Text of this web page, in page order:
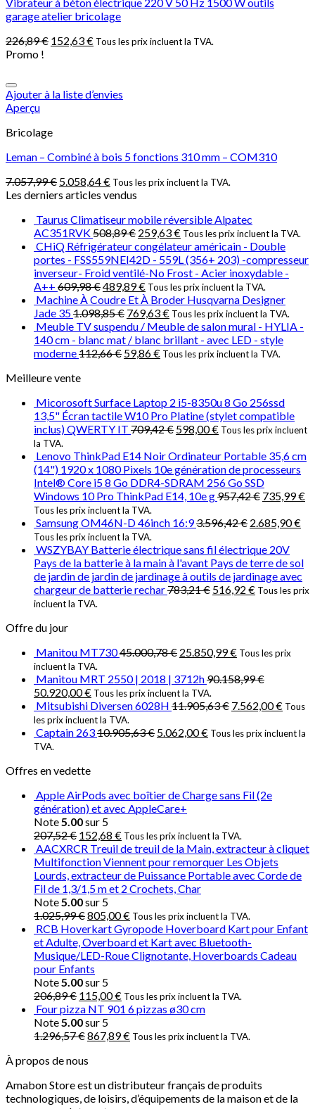
garage atelier bricolage
226,89€ 152,63€ Tous les prix incluent la TVA.
Promo !
Ajouter à la liste d’envies
Aperçu
Bricolage
Leman – Combiné à bois 5 fonctions 310 mm – COM310
7.057,99€ 5.058,64€ Tous les prix incluent la TVA.
Les derniers articles vendus
Taurus Climatiseur mobile réversible Alpatec
AC351RVK508,89€ 259,63€ Tous les prix incluent la TVA.
CHiQ Réfrigérateur congélateur américain - Double
portes - FSS559NEI42D - 559L (356+ 203) -compresseur
inverseur- Froid ventilé-No Frost - Acier inoxydable -
A++ 609,98€489,89€ Tous les prix incluent la TVA.
Machine À Coudre Et À Broder Husqvarna Designer
Jade 351.098,85€ 769,63€ Tous les prix incluent la TVA.
Meuble TV suspendu / Meuble de salon mural - HYLIA -
140 cm - blanc mat / blanc brillant - avec LED - style
moderne112,66€ 59,86€ Tous les prix incluent la TVA.
Meilleure vente
Micorosoft Surface Laptop 2 i5-8350u 8 Go 256ssd
13,5" Écran tactile W10 Pro Platine (stylet compatible
inclus) QWERTY IT 709,42€ 598,00€ Tous les prix incluent
la TVA.
Lenovo ThinkPad E14 Noir Ordinateur Portable 35,6 cm
(14") 1920 x 1080 Pixels 10e génération de processeurs
Intel® Core i5 8 Go DDR4-SDRAM 256 Go SSD
Windows 10 Pro ThinkPad E14, 10e g957,42€ 735,99€
Tous les prix incluent la TVA.
Samsung OM46N-D 46inch 16:93.596,42€ 2.685,90€
Tous les prix incluent la TVA.
WSZYBAY Batterie électrique sans fil électrique 20V
Pays de la batterie à la main à l'avant Pays de terre de sol
de jardin de jardin de jardinage à outils de jardinage avec
chargeur de batterie rechar783,21€ 516,92 € Tous les prix
incluent la TVA.
Offre du jour
Manitou MT73045.000,78€ 25.850,99€ Tous les prix
incluent la TVA.
Manitou MRT 2550 | 2018 | 3712h90.158,99€
50.920,00€ Tous les prix incluent la TVA.
Mitsubishi Diversen 6028H 11.905,63€ 7.562,00€ Tous
les prix incluent la TVA.
Captain 26310.905,63€ 5.062,00€ Tous les prix incluent la
TVA.
Offres en vedette
Apple AirPods avec boîtier de Charge sans Fil (2e
génération) et avec AppleCare+
Note5.00sur 5
207,52€ 152,68 € Tous les prix incluent la TVA.
AACXRCR Treuil de treuil de la Main, extracteur à cliquet
Multifonction Viennent pour remorquer Les Objets
Lourds, extracteur de Puissance Portable avec Corde de
Fil de 1,3/1,5 m et 2 Crochets, Char
Note5.00sur 5
1.025,99€805,00€ Tous les prix incluent la TVA.
RCB Hoverkart Gyropode Hoverboard Kart pour Enfant
et Adulte, Overboard et Kart avec Bluetooth-
Musique/LED-Roue Clignotante, Hoverboards Cadeau
pour Enfants
Note5.00sur 5
206,89€ 115,00€ Tous les prix incluent la TVA.
Four pizza NT 901 6 pizzas ø30 cm
Note5.00sur 5
1.296,57€867,89€ Tous les prix incluent la TVA.
À propos de nous
AmabonStore est un distributeur français de produits
technologiques, de loisirs, d’équipements de la maison et de la